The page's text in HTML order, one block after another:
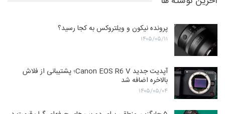
پرونده نیکون و ویلتروکس به کجا رسید؟
۱۴۰۵/۰۵/۱۱
آپدیت جدید Canon EOS R6 V؛ پشتیبانی از فلاش
بالاخره اضافه شد
۱۴۰۵/۰۵/۰۴